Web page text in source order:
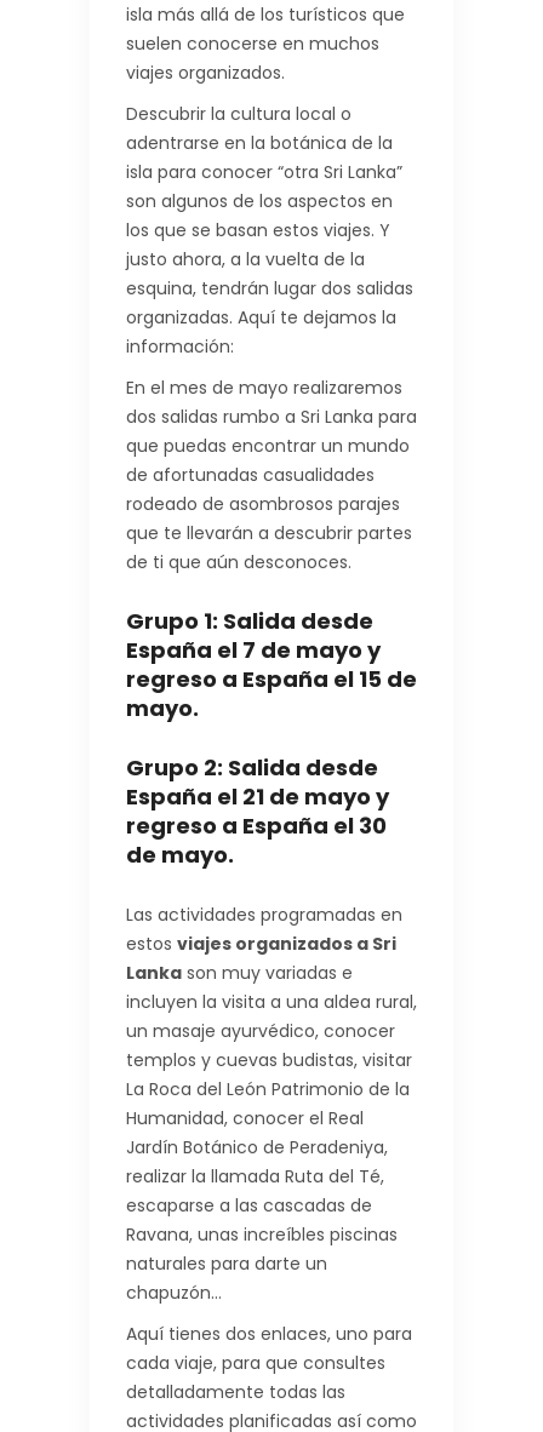
isla más allá de los turísticos que
suelen conocerse en muchos
viajes organizados.
Descubrir la cultura local o
adentrarse en la botánica de la
isla para conocer “otra Sri Lanka”
son algunos de los aspectos en
los que se basan estos viajes. Y
justo ahora, a la vuelta de la
esquina, tendrán lugar dos salidas
organizadas. Aquí te dejamos la
información:
En el mes de mayo realizaremos
dos salidas rumbo a Sri Lanka para
que puedas encontrar un mundo
de afortunadas casualidades
rodeado de asombrosos parajes
que te llevarán a descubrir partes
de ti que aún desconoces.
Grupo 1: Salida desde
España el 7 de mayo y
regreso a España el 15 de
mayo.
Grupo 2: Salida desde
España el 21 de mayo y
regreso a España el 30
de mayo.
Las actividades programadas en
estos viajes organizados a Sri
Lanka son muy variadas e
incluyen la visita a una aldea rural,
un masaje ayurvédico, conocer
templos y cuevas budistas, visitar
La Roca del León Patrimonio de la
Humanidad, conocer el Real
Jardín Botánico de Peradeniya,
realizar la llamada Ruta del Té,
escaparse a las cascadas de
Ravana, unas increíbles piscinas
naturales para darte un
chapuzón…
Aquí tienes dos enlaces, uno para
cada viaje, para que consultes
detalladamente todas las
actividades planificadas así como